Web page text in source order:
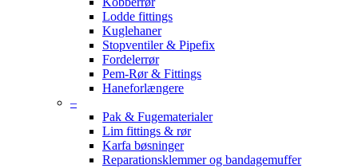
Lodde fittings
Kuglehaner
Stopventiler & Pipefix
Fordelerrør
Pem-Rør & Fittings
Haneforlængere
–
Pak & Fugematerialer
Lim fittings & rør
Karfa bøsninger
Reparationsklemmer og bandagemuffer